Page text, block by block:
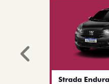
Strada
Anterior